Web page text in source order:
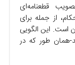
قطعنامه‌ای
از جمله برای
است. این الگویی
همان طور که در